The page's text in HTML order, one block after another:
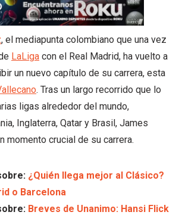
, el mediapunta colombiano que una vez
LaLiga con el Real Madrid, ha vuelto a
un nuevo capítulo de su carrera, esta
. Tras un largo recorrido que lo
ligas alrededor del mundo,
Inglaterra, Qatar y Brasil, James
momento crucial de su carrera.
¿Quién llega mejor al Clásico?
o Barcelona
Breves de Unanimo: Hansi Flick